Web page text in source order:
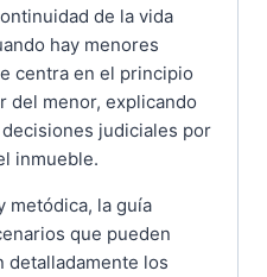
de la vida
hay menores
centra en el principio
del menor, explicando
judiciales por
inmueble.
metódica, la guía
que pueden
detalladamente los